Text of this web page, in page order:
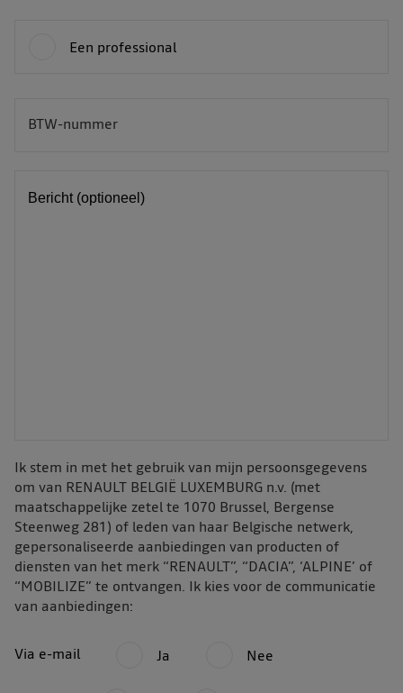
Een professional
BTW-nummer
BE
Bericht (optioneel)
Ik stem in met het gebruik van mijn persoonsgegevens
om van RENAULT BELGIË LUXEMBURG n.v. (met
maatschappelijke zetel te 1070 Brussel, Bergense
Steenweg 281) of leden van haar Belgische netwerk,
gepersonaliseerde aanbiedingen van producten of
diensten van het merk “RENAULT”, “DACIA”, ‘ALPINE’ of
“MOBILIZE” te ontvangen. Ik kies voor de communicatie
van aanbiedingen:
Via e-mail Ja Nee